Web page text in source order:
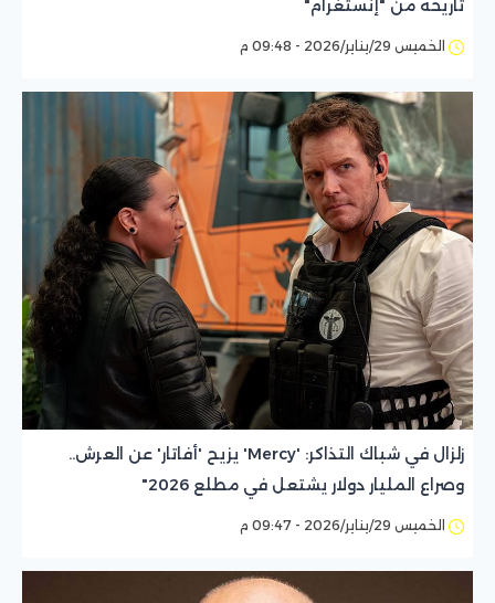
تاريخه من "إنستغرام"
الخميس 29/يناير/2026 - 09:48 م
زلزال في شباك التذاكر: 'Mercy' يزيح 'أفاتار' عن العرش..
وصراع المليار دولار يشتعل في مطلع 2026"
الخميس 29/يناير/2026 - 09:47 م